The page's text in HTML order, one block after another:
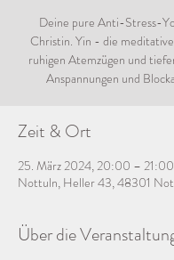
Deine pure Anti-Stress-
Christin. Yin - die
ruhigen Atemzügen und
Anspannungen und
Zeit & Ort
25. März 2024, 20:00 – 21:00
Nottuln, Heller 43, 48301
Über die